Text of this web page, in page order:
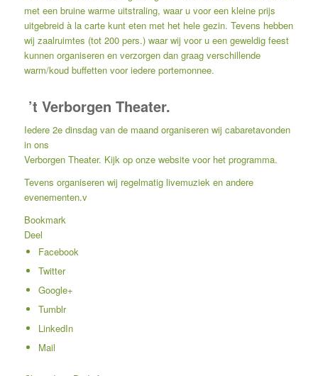
met een bruine warme uitstraling, waar u voor een kleine prijs
uitgebreid à la carte kunt eten met het hele gezin. Tevens hebben
wij zaalruimtes (tot 200 pers.) waar wij voor u een geweldig feest
kunnen organiseren en verzorgen dan graag verschillende
warm/koud buffetten voor iedere portemonnee.
’t Verborgen Theater.
Iedere 2e dinsdag van de maand organiseren wij cabaretavonden
in ons
Verborgen Theater. Kijk op onze website voor het programma.
Tevens organiseren wij regelmatig livemuziek en andere
evenementen.v
Bookmark
Deel
Facebook
Twitter
Google+
Tumblr
LinkedIn
Mail